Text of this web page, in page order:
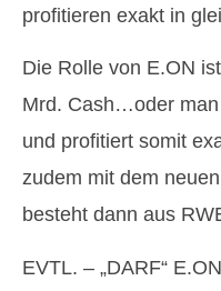
profitieren exakt in
Die Rolle von E.ON
Mrd. Cash…oder man
und profitiert somit
zudem mit dem
besteht dann aus
EVTL. – „DARF“